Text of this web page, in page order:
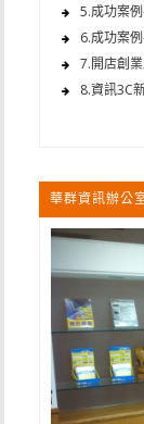
5.成功案
6.成功案
7.開店創
8.資訊3C
華群資訊辦公